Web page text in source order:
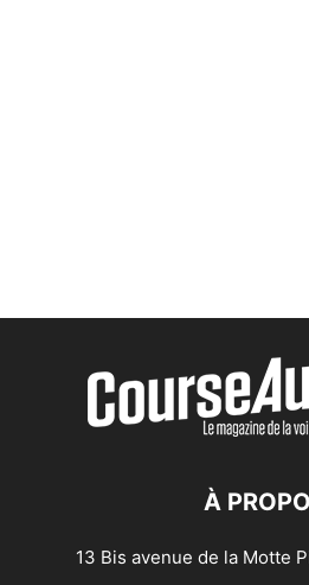
À
13 Bis avenue de la Motte